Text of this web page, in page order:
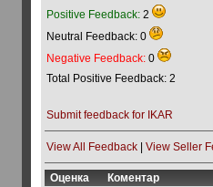
Positive Feedback: 2
Neutral Feedback: 0
Negative Feedback: 0
Total Positive Feedback: 2
Submit feedback for IKAR
View All Feedback| View Seller
Оценка Коментар